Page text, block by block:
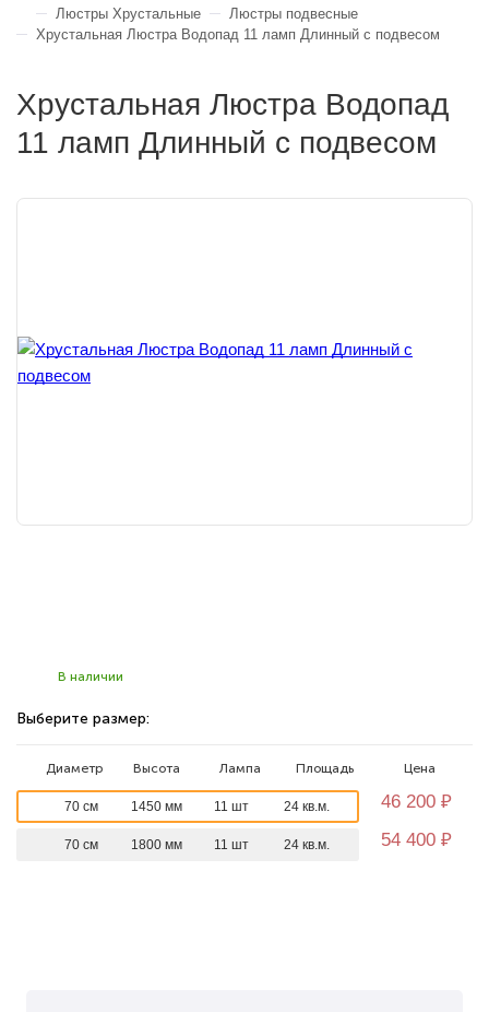
Люстры Хрустальные
Люстры подвесные
Хрустальная Люстра Водопад 11 ламп Длинный с подвесом
Хрустальная Люстра Водопад
11 ламп Длинный с подвесом
В наличии
Выберите размер:
Диаметр Высота Лампа Площадь Цена
70 см 1450 мм 11 шт 24 кв.м. 46 200₽
70 см 1800 мм 11 шт 24 кв.м. 54 400₽